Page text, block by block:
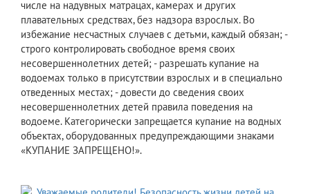
числе на надувных матрацах, камерах и других
плавательных средствах, без надзора взрослых. Во
избежание несчастных случаев с детьми, каждый обязан; -
строго контролировать свободное время своих
несовершеннолетних детей; - разрешать купание на
водоемах только в присутствии взрослых и в специально
отведенных местах; - довести до сведения своих
несовершеннолетних детей правила поведения на
водоеме. Категорически запрещается купание на водных
объектах, оборудованных предупреждающими знаками
«КУПАНИЕ ЗАПРЕЩЕНО!».